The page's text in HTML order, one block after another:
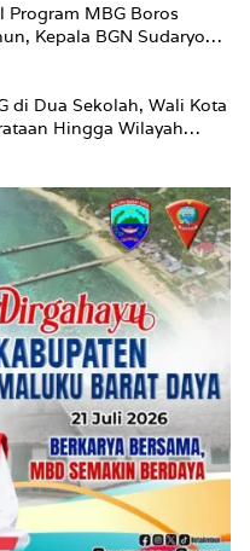
Program MBG Boros
Kepala BGN Sudaryono
di Dua Sekolah, Wali Kota
Hingga Wilayah